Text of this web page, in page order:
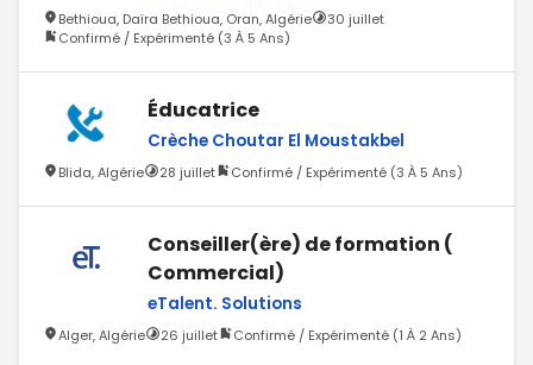
Bethioua, Daïra Bethioua, Oran, Algérie
30 juillet
Confirmé / Expérimenté (3 À 5 Ans)
Éducatrice
Crèche Choutar El Moustakbel
Blida, Algérie 28 juillet Confirmé / Expérimenté (3 À 5 Ans)
Conseiller(ère) de formation (
Commercial)
eTalent. Solutions
Alger, Algérie 26 juillet Confirmé / Expérimenté (1 À 2 Ans)